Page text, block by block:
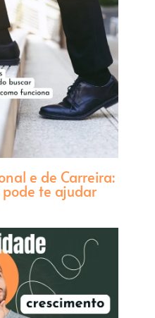
e de Carreira:
te ajudar